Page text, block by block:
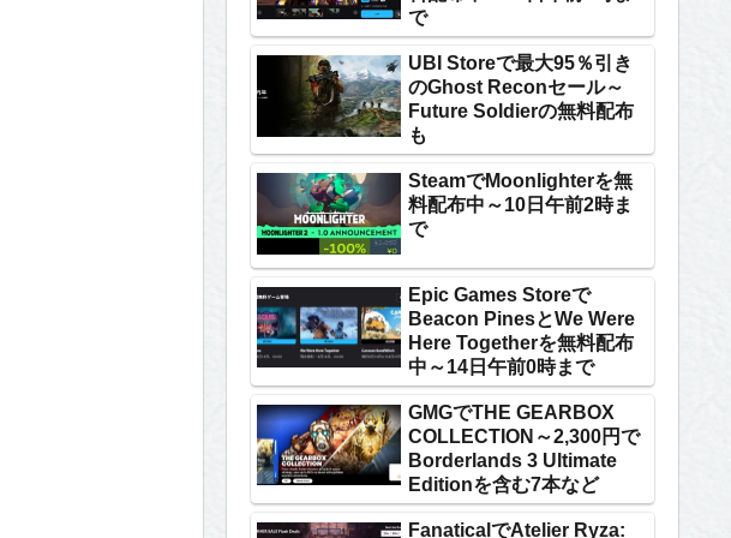
で
UBI Storeで最大95％引き
のGhost Reconセール～
Future Soldierの無料配布
も
SteamでMoonlighterを無
料配布中～10日午前2時ま
で
Epic Games Storeで
Beacon PinesとWe Were
Here Togetherを無料配布
中～14日午前0時まで
GMGでTHE GEARBOX
COLLECTION～2,300円で
Borderlands 3 Ultimate
Editionを含む7本など
FanaticalでAtelier Ryza: